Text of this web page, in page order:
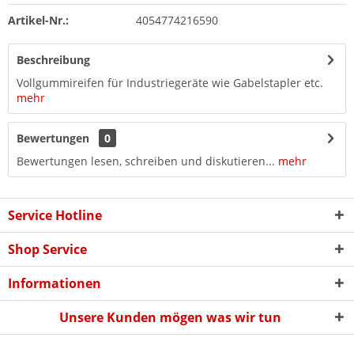
Artikel-Nr.: 4054774216590
Beschreibung
Vollgummireifen für Industriegeräte wie Gabelstapler etc.
mehr
Bewertungen
0
Bewertungen lesen, schreiben und diskutieren... mehr
Service Hotline
Shop Service
Informationen
Unsere Kunden mögen was wir tun